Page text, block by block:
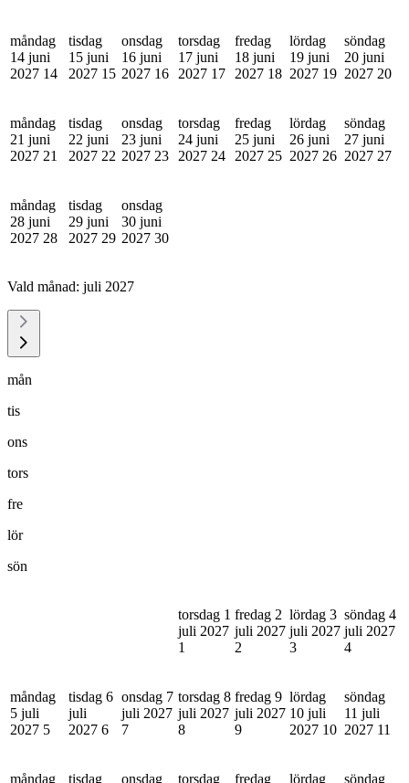
måndag
14 juni
2027 14
tisdag
15 juni
2027 15
onsdag
16 juni
2027 16
torsdag
17 juni
2027 17
fredag
18 juni
2027 18
lördag
19 juni
2027 19
söndag
20 juni
2027 20
måndag
21 juni
2027 21
tisdag
22 juni
2027 22
onsdag
23 juni
2027 23
torsdag
24 juni
2027 24
fredag
25 juni
2027 25
lördag
26 juni
2027 26
söndag
27 juni
2027 27
måndag
28 juni
2027 28
tisdag
29 juni
2027 29
onsdag
30 juni
2027 30
Vald månad: juli 2027
mån
tis
ons
tors
fre
lör
sön
torsdag 1
juli 2027
1
fredag 2
juli 2027
2
lördag 3
juli 2027
3
söndag 4
juli 2027
4
måndag
5 juli
2027 5
tisdag 6
juli
2027 6
onsdag 7
juli 2027
7
torsdag 8
juli 2027
8
fredag 9
juli 2027
9
lördag
10 juli
2027 10
söndag
11 juli
2027 11
måndag
tisdag
onsdag
torsdag
fredag
lördag
söndag